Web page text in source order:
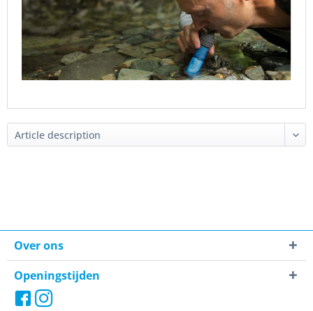
Over ons
Openingstijden